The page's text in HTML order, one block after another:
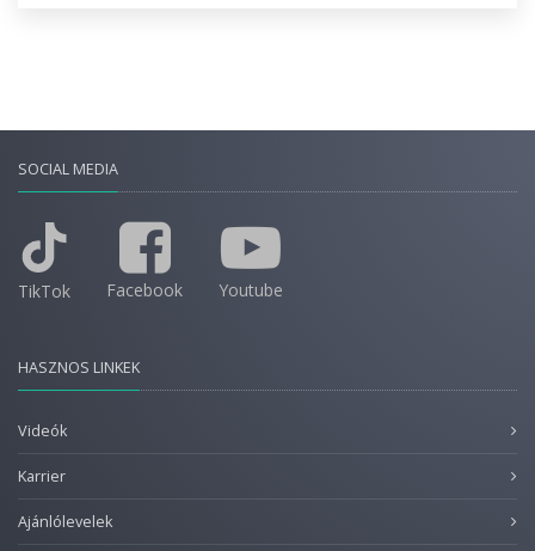
SOCIAL MEDIA
TikTok Facebook Youtube
HASZNOS LINKEK
Videók
Karrier
Ajánlólevelek